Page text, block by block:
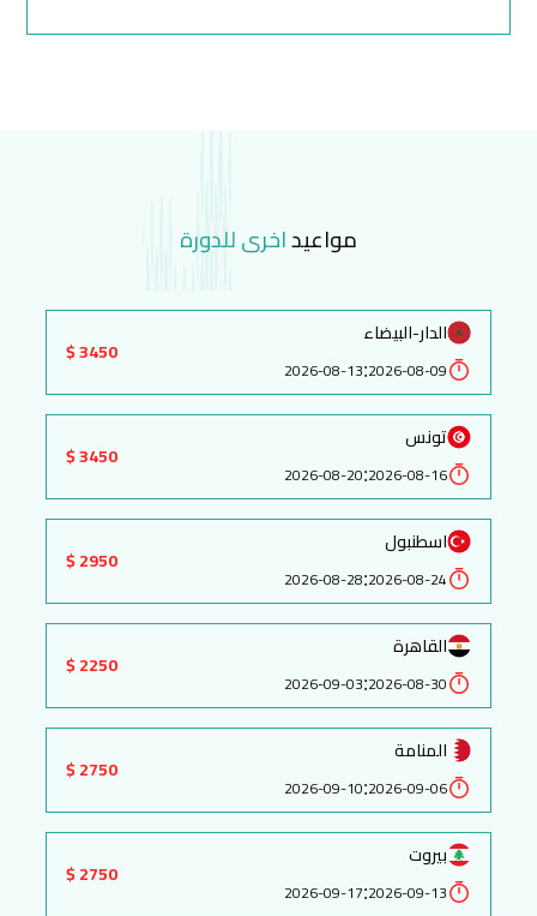
مواعيداخرى للدورة
الدار-البيضاء
2026-08-09
:
2026-08-13
3450 $
تونس
2026-08-16
:
2026-08-20
3450 $
اسطنبول
2026-08-24
:
2026-08-28
2950 $
القاهرة
2026-08-30
:
2026-09-03
2250 $
المنامة
2026-09-06
:
2026-09-10
2750 $
بيروت
2026-09-13
:
2026-09-17
2750 $